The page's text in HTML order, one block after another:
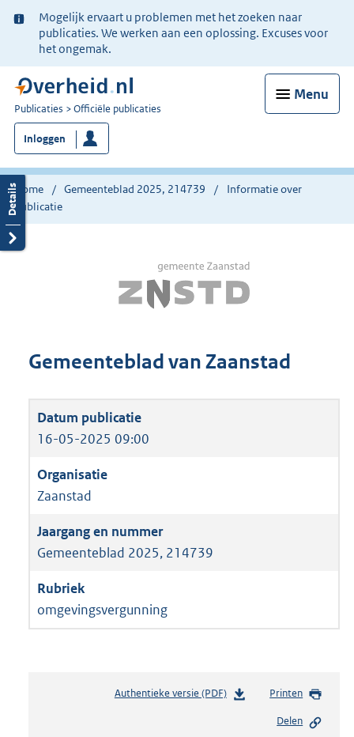
Ter
informatie:
Mogelijk ervaart u problemen met het zoeken naar
publicaties. We werken aan een oplossing. Excuses voor
het ongemak.
Menu
U
bent
nu
hier:
Publicaties Officiële publicaties
Inloggen
Home Gemeenteblad 2025, 214739
Informatie over
publicatie
Gemeenteblad van Zaanstad
16-05-2025 09:00
Zaanstad
Gemeenteblad 2025, 214739
omgevingsvergunning
Authentieke versie (PDF)b
Printen
Delen